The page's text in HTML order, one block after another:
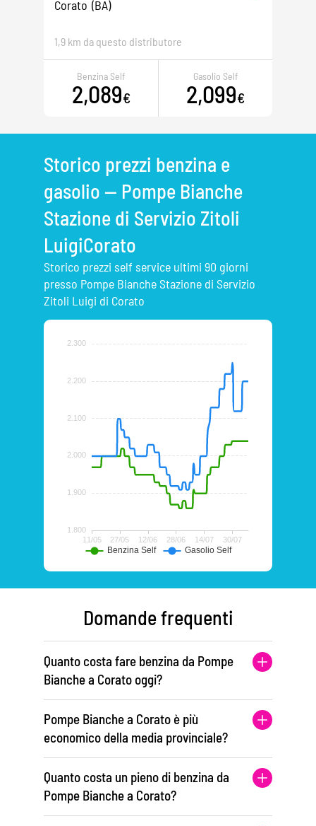
Corato (BA)
1,9 km da questo distributore
Benzina Self
2,089€
Gasolio Self
2,099€
Storico prezzi benzina e
gasolio — Pompe Bianche
Stazione di Servizio Zitoli
LuigiCorato
Storico prezzi self service ultimi 90 giorni
presso Pompe Bianche Stazione di Servizio
Zitoli Luigi di Corato
Domande frequenti
Quanto costa fare benzina da Pompe
Bianche a Corato oggi?
Pompe Bianche a Corato è più
economico della media provinciale?
Quanto costa un pieno di benzina da
Pompe Bianche a Corato?